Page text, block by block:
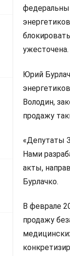
ужесточена.
Юрий
Володин,
продажу
«Депутаты
Нами
акты,
Бурлачко.
В феврале
продажу